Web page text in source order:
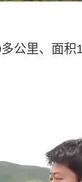
公里、面